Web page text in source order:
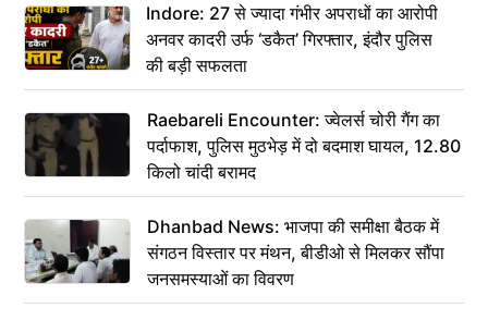
Indore: 27 से ज्यादा गंभीर अपराधों का आरोपी
अनवर कादरी उर्फ ‘डकैत’ गिरफ्तार, इंदौर पुलिस
की बड़ी सफलता
Raebareli Encounter: ज्वेलर्स चोरी गैंग का
पर्दाफाश, पुलिस मुठभेड़ में दो बदमाश घायल, 12.80
किलो चांदी बरामद
Dhanbad News: भाजपा की समीक्षा बैठक में
संगठन विस्तार पर मंथन, बीडीओ से मिलकर सौंपा
जनसमस्याओं का विवरण